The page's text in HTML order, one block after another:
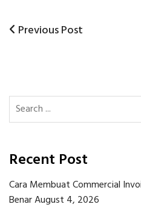
Post
Previous
Previous Post
Recent Post
Cara Membuat Commercial
BenarAugust 4, 2026